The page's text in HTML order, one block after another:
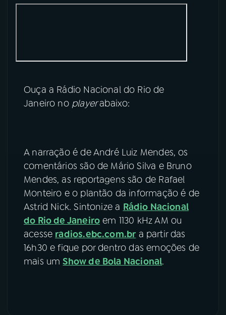
Ouça a Rádio Nacional do Rio de
Janeiro no playerabaixo:
A narração é de André Luiz Mendes, os
comentários são de Mário Silva e Bruno
Mendes, as reportagens são de Rafael
Monteiro e o plantão da informação é de
Astrid Nick. Sintonize a Rádio Nacional
do Rio de Janeiro em 1130 kHz AM ou
acesse radios.ebc.com.br a partir das
16h30 e fique por dentro das emoções de
mais umShow de Bola Nacional.